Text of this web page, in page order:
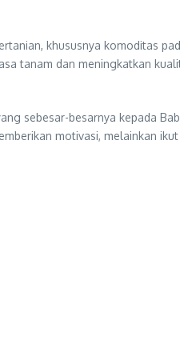
khususnya komoditas
tanam dan meningkatkan
sebesar-besarnya kepada
motivasi, melainkan